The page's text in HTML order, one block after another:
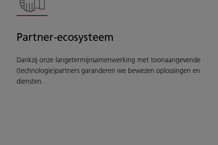
Partner-ecosysteem
Dankzij onze langetermijnsamenwerking met toonaangevende
(technologie)partners garanderen we bewezen oplossingen en
diensten.